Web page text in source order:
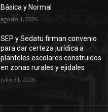
Básica y Normal
agosto 1, 2026
SEP y Sedatu firman convenio
para dar certeza jurídica a
planteles escolares construidos
en zonas rurales y ejidales
julio 31, 2026